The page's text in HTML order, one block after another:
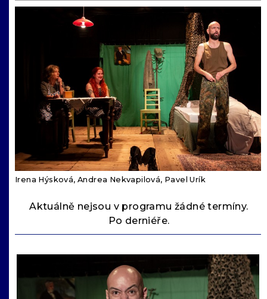
Irena Hýsková, Andrea Nekvapilová, Pavel Urík
Aktuálně nejsou v programu žádné termíny.
Po derniéře.